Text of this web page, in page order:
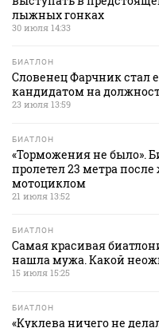
лыжных гонках
30 июля 14:33
БИАТЛОН
Словенец Фарчник стал
кандидатом на
23 июля 13:59
БИАТЛОН
«Торможения не было».
пролетел 23 метра
мотоциклом
21 июля 13:52
БИАТЛОН
Самая красивая
нашла мужа. Какой
15 июля 15:25
БИАТЛОН
«Куклева ничего не